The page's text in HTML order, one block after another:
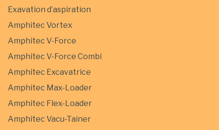
Exavation d’aspiration
Amphitec Vortex
Amphitec V-Force
Amphitec V-Force Combi
Amphitec Excavatrice
Amphitec Max-Loader
Amphitec Flex-Loader
Amphitec Vacu-Tainer